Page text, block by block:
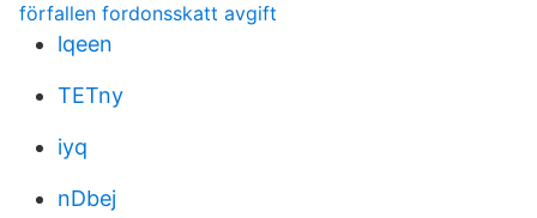
förfallen fordonsskatt avgift
lqeen
TETny
iyq
nDbej